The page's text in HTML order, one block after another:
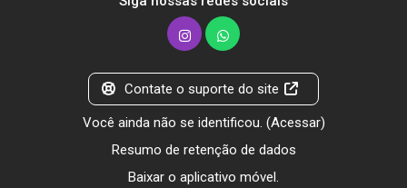
Contate o suporte do site
Você ainda não se identificou. (Acessar)
Resumo de retenção de dados
Baixar o aplicativo móvel.